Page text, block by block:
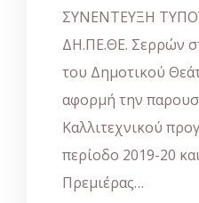
ΣΥΝΕΝΤΕΥΞΗ
ΔΗ.ΠΕ.ΘΕ. Σερρών
του Δημοτικού
αφορμή την
Καλλιτεχνικού
περίοδο 2019-20
Πρεμιέρας…